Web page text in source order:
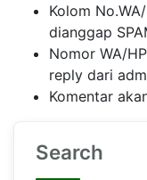
Kolom
dianggap
Nomor WA/
reply dari
Komentar
Search